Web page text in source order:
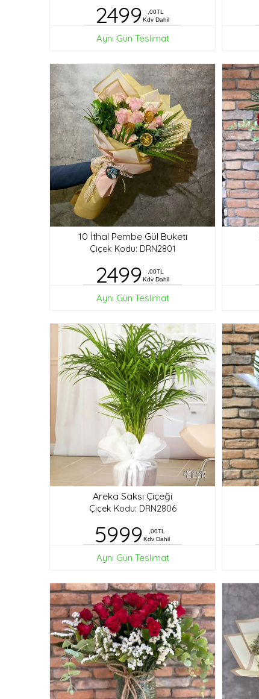
2499
,00TL
Kdv Dahil
Aynı Gün Teslimat
10 İthal Pembe Gül Buketi
Çiçek Kodu: DRN2801
2499
,00TL
Kdv Dahil
Aynı Gün Teslimat
Areka Saksı Çiçeği
Çiçek Kodu: DRN2806
5999
,00TL
Kdv Dahil
Aynı Gün Teslimat